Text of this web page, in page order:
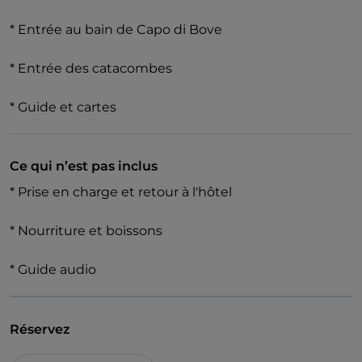
le long d'anciens pavés datant de 321 avant J.-C.
des plus grandes zones archéologiques d'Europe,
* Entrée au bain de Capo di Bove
* Entrée des catacombes
* Guide et cartes
Ce qui n’est pas inclus
* Prise en charge et retour à l'hôtel
* Nourriture et boissons
* Guide audio
Réservez